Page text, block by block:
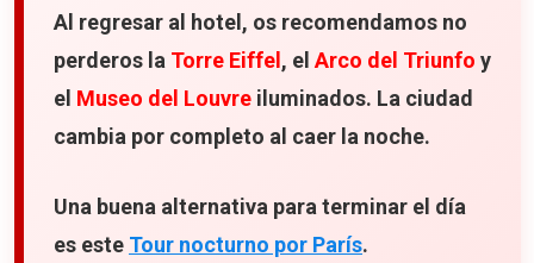
Al regresar al hotel, os recomendamos no
perderos la Torre Eiffel, el Arco del Triunfo y
el Museo del Louvre iluminados. La ciudad
cambia por completo al caer la noche.
Una buena alternativa para terminar el día
es este Tour nocturno por París.